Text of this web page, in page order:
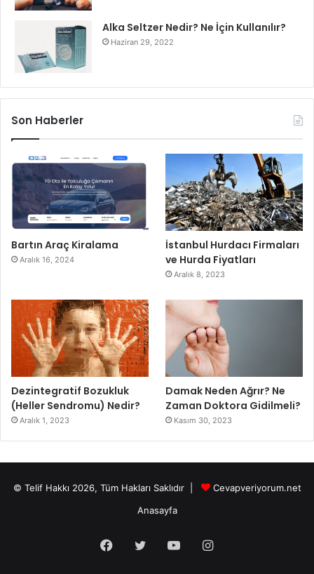
Alka Seltzer Nedir? Ne İçin Kullanılır?
Haziran 29, 2022
Son Haberler
Bartın Araç Kiralama
Aralık 16, 2024
İstanbul Hurdacı Firmaları
ve Hurda Fiyatları
Aralık 8, 2023
Dezintegratif Bozukluk
(Heller Sendromu) Nedir?
Aralık 1, 2023
Damak Neden Ağrır? Ne
Zaman Doktora Gidilmeli?
Kasım 30, 2023
© Telif Hakkı 2026, Tüm Hakları Saklıdır |
Cevapveriyorum.net
Anasayfa
Facebook
TwitterYouTubeInstagram